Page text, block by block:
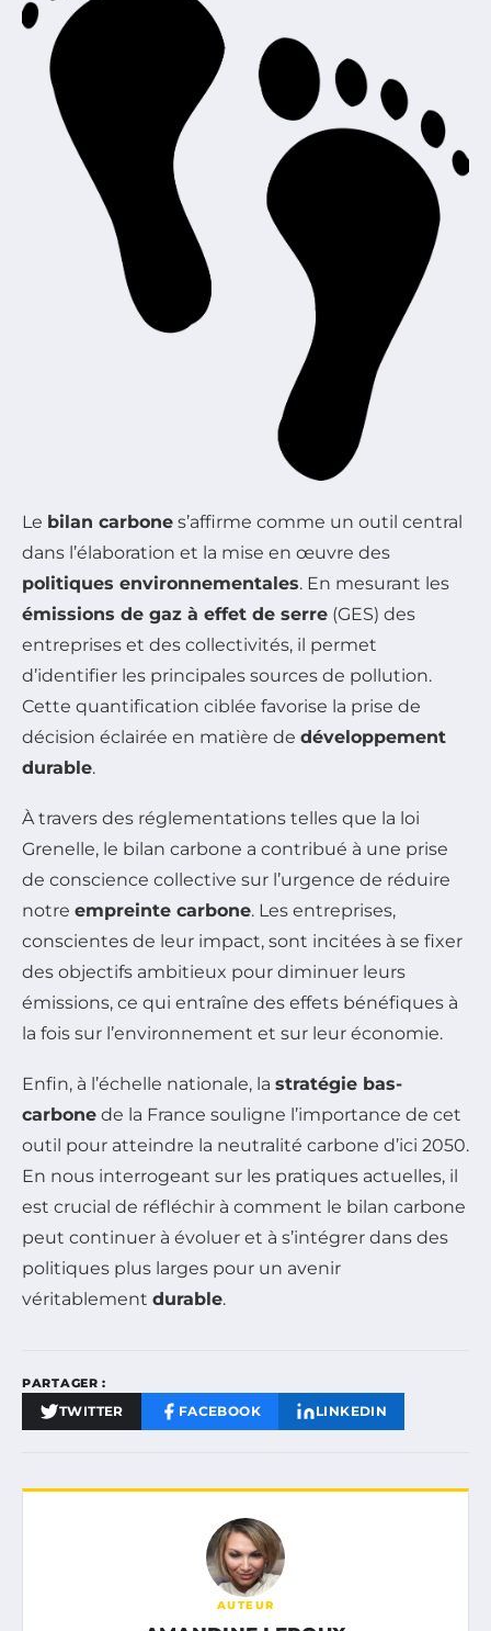
Le bilan carbone s’affirme comme un outil central
dans l’élaboration et la mise en œuvre des
politiques environnementales. En mesurant les
émissions de gaz à effet de serre (GES) des
entreprises et des collectivités, il permet
d’identifier les principales sources de pollution.
Cette quantification ciblée favorise la prise de
décision éclairée en matière de développement
durable.
À travers des réglementations telles que la loi
Grenelle, le bilan carbone a contribué à une prise
de conscience collective sur l’urgence de réduire
notre empreinte carbone. Les entreprises,
conscientes de leur impact, sont incitées à se fixer
des objectifs ambitieux pour diminuer leurs
émissions, ce qui entraîne des effets bénéfiques à
la fois sur l’environnement et sur leur économie.
Enfin, à l’échelle nationale, la stratégie bas-
carbone de la France souligne l’importance de cet
outil pour atteindre la neutralité carbone d’ici 2050.
En nous interrogeant sur les pratiques actuelles, il
est crucial de réfléchir à comment le bilan carbone
peut continuer à évoluer et à s’intégrer dans des
politiques plus larges pour un avenir
véritablement durable.
PARTAGER :
TWITTER FACEBOOK LINKEDIN
AUTEUR